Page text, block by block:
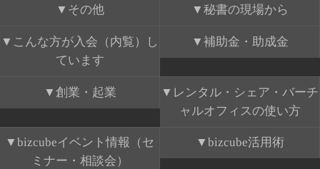
その他 秘書の現場から
こんな方が入会（内覧）し
ています
補助金・助成金
創業・起業
レンタル・シェア・バーチ
ャルオフィスの使い方
bizcubeイベント情報（セ
ミナー・相談会）
bizcube活用術